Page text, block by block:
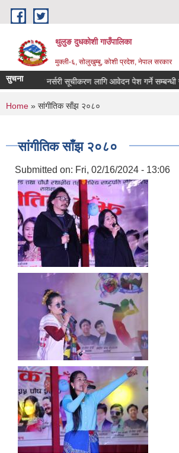
Skip to main content
थुलुङ दुधकोशी गाउँपालिका
मुक्ली-६, सोलुखुम्बु, कोशी प्रदेश, नेपाल सरकार
सुचना
निजि फलफूल नर्सरी सूचीकरण लागि आवेदन पेश गर्ने सम्बन्धी
You are here
Home » सांगीतिक साँझ २०८०
सांगीतिक साँझ २०८०
Submitted on: Fri, 02/16/2024 - 13:06